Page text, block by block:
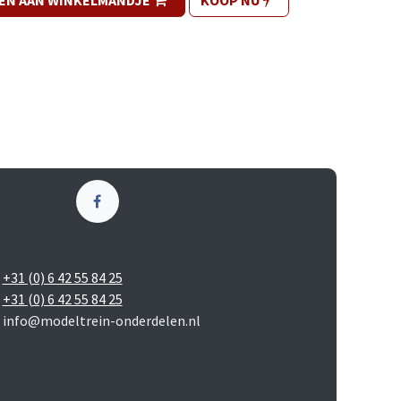
+31 (0) 6 42 55 84 25
+31 (0) 6 42 55 84 25
info@modeltrein-onderdelen.nl